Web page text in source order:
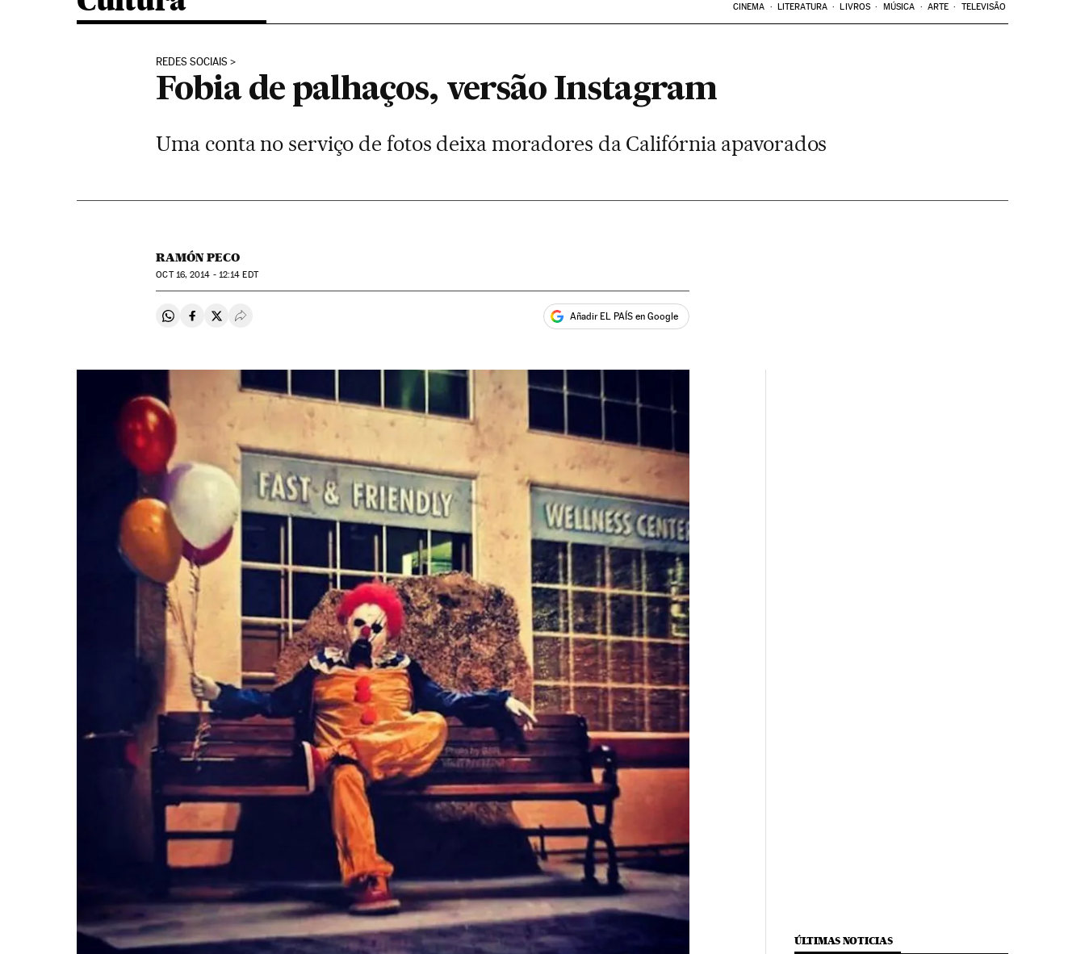
CINEMA LITERATURA LIVROS MÚSICA ARTE TELEVISÃO
REDES SOCIAIS
Fobia de palhaços, versão Instagram
Uma conta no serviço de fotos deixa moradores da Califórnia apavorados
RAMÓN PECO
OCT16, 2014 - 12:14 EDT
Compartir en Whatsapp
Compartir en Facebook
Compartir en Twitter
Desplegar Redes Sociales Añadir EL PAÍS en Google
ÚLTIMAS NOTICIAS